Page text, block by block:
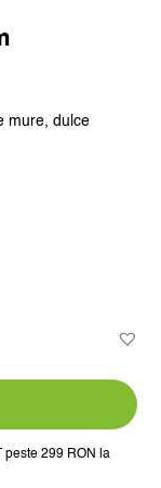
mure, dulce
lei
peste 299 RON la